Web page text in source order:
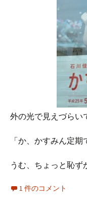
外の光で見えづらい
「か、かすみん定期
うむ、ちょっと恥ず
1 件のコメント